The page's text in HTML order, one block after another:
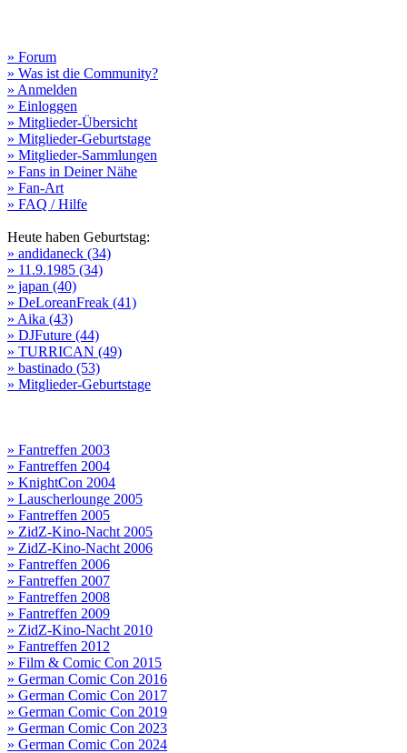
» Forum
» Was ist die Community?
» Anmelden
» Einloggen
» Mitglieder-Übersicht
» Mitglieder-Geburtstage
» Mitglieder-Sammlungen
» Fans in Deiner Nähe
» Fan-Art
» FAQ / Hilfe
Heute haben Geburtstag:
» andidaneck (34)
» 11.9.1985 (34)
» japan (40)
» DeLoreanFreak (41)
» Aika (43)
» DJFuture (44)
» TURRICAN (49)
» bastinado (53)
» Mitglieder-Geburtstage
» Fantreffen 2003
» Fantreffen 2004
» KnightCon 2004
» Lauscherlounge 2005
» Fantreffen 2005
» ZidZ-Kino-Nacht 2005
» ZidZ-Kino-Nacht 2006
» Fantreffen 2006
» Fantreffen 2007
» Fantreffen 2008
» Fantreffen 2009
» ZidZ-Kino-Nacht 2010
» Fantreffen 2012
» Film & Comic Con 2015
» German Comic Con 2016
» German Comic Con 2017
» German Comic Con 2019
» German Comic Con 2023
» German Comic Con 2024